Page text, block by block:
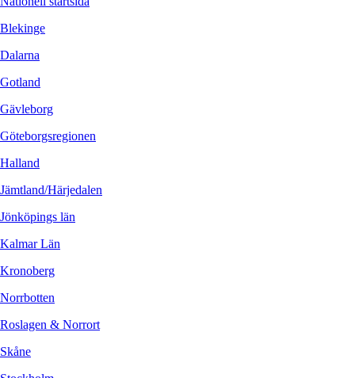
Blekinge
Dalarna
Gotland
Gävleborg
Göteborgsregionen
Halland
Jämtland/Härjedalen
Jönköpings län
Kalmar Län
Kronoberg
Norrbotten
Roslagen & Norrort
Skåne